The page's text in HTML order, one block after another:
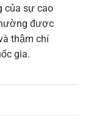
của sự cao
được
thậm chí
gia.